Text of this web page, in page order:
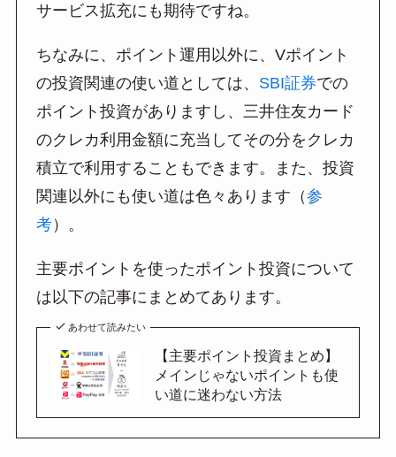
サービス拡充にも期待ですね。
ちなみに、ポイント運用以外に、Vポイント
の投資関連の使い道としては、 SBI証券での
ポイント投資がありますし、三井住友カード
のクレカ利用金額に充当してその分をクレカ
積立で利用することもできます。また、投資
関連以外にも使い道は色々あります（参
考）。
主要ポイントを使ったポイント投資について
は以下の記事にまとめてあります。
あわせて読みたい
【主要ポイント投資まとめ】
メインじゃないポイントも使
い道に迷わない方法